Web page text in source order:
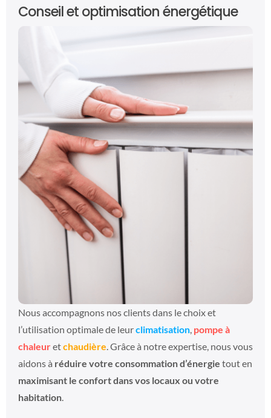
Conseil et optimisation énergétique
Nous accompagnons nos clients dans le choix et
l’utilisation optimale de leurclimatisation, pompe à
chaleuretchaudière. Grâce à notre expertise, nous vous
aidons à réduire votre consommation d’énergie tout en
maximisant le confort dans vos locaux ou votre
habitation.